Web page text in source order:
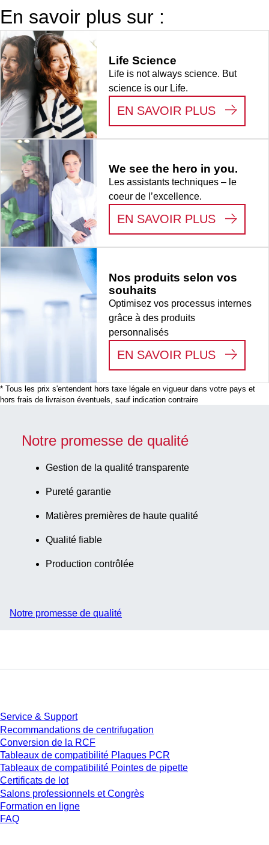
bouchon
pièce(s)/sachet
En savoir plus sur :
Life Science
Life is not always science. But
science is our Life.
EN SAVOIR PLUS: LIFE
We see the hero in you.
Les assistants techniques – le
coeur de l’excellence.
EN SAVOIR PLUS: WE
Nos produits selon vos
souhaits
Optimisez vos processus internes
grâce à des produits
personnalisés
EN SAVOIR PLUS: NOS
* Tous les prix s'entendent hors taxe légale en vigueur dans votre pays et
hors frais de livraison éventuels, sauf indication contraire
Notre promesse de qualité
Gestion de la qualité transparente
Pureté garantie
Matières premières de haute qualité
Qualité fiable
Production contrôlée
Notre promesse de qualité
Service & Support
Recommandations de centrifugation
Conversion de la RCF
Tableaux de compatibilité Plaques PCR
Tableaux de compatibilité Pointes de pipette
Certificats de lot
Salons professionnels et Congrès
Formation en ligne
FAQ